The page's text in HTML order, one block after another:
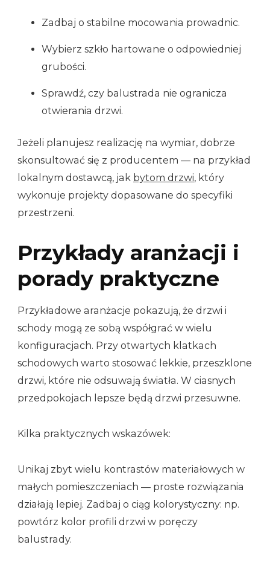
Zadbaj o stabilne mocowania prowadnic.
Wybierz szkło hartowane o odpowiedniej
grubości.
Sprawdź, czy balustrada nie ogranicza
otwierania drzwi.
Jeżeli planujesz realizację na wymiar, dobrze
skonsultować się z producentem — na przykład
lokalnym dostawcą, jak bytom drzwi, który
wykonuje projekty dopasowane do specyfiki
przestrzeni.
Przykłady aranżacji i
porady praktyczne
Przykładowe aranżacje pokazują, że drzwi i
schody mogą ze sobą współgrać w wielu
konfiguracjach. Przy otwartych klatkach
schodowych warto stosować lekkie, przeszklone
drzwi, które nie odsuwają światła. W ciasnych
przedpokojach lepsze będą drzwi przesuwne.
Kilka praktycznych wskazówek:
Unikaj zbyt wielu kontrastów materiałowych w
małych pomieszczeniach — proste rozwiązania
działają lepiej. Zadbaj o ciąg kolorystyczny: np.
powtórz kolor profili drzwi w poręczy
balustrady.